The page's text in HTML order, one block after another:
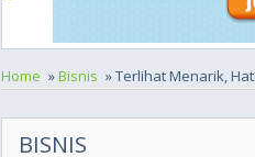
Home »Bisnis » Terlihat Menarik,
BISNIS